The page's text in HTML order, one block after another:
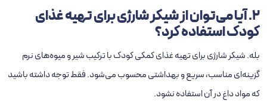
2. آیا می‌توان از شیکر شارژی برای تهیه غذای
کودک استفاده کرد؟
بله. شیکر شارژی برای تهیه غذای کمکی کودک با ترکیب شیر و میوه‌های نرم
گزینه‌ای مناسب، سریع و بهداشتی محسوب می‌شود. فقط توجه داشته باشید
که مواد داغ در آن استفاده نشود.